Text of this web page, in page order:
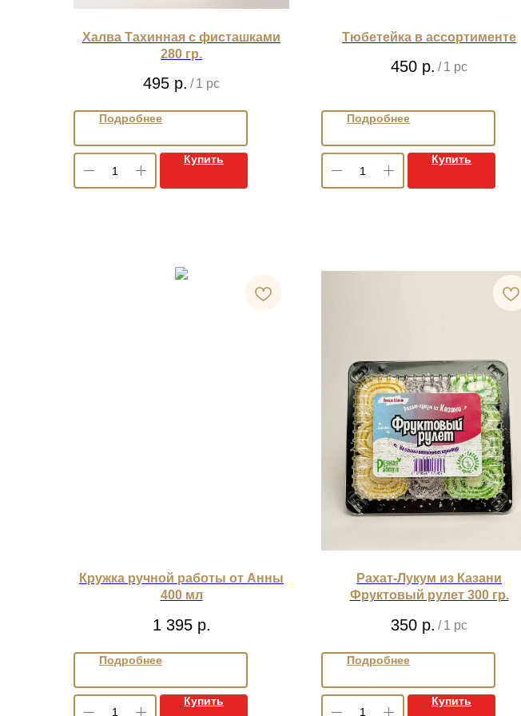
Халва Тахинная с фисташками
280 гр.
495 р. / 1 pc
Подробнее
Купить
Тюбетейка в ассортименте
450 р. / 1 pc
Подробнее
Купить
Кружка ручной работы от Анны
400 мл
1 395 р.
Подробнее
Купить
Рахат-Лукум из Казани
Фруктовый рулет 300 гр.
350 р. / 1 pc
Подробнее
Купить